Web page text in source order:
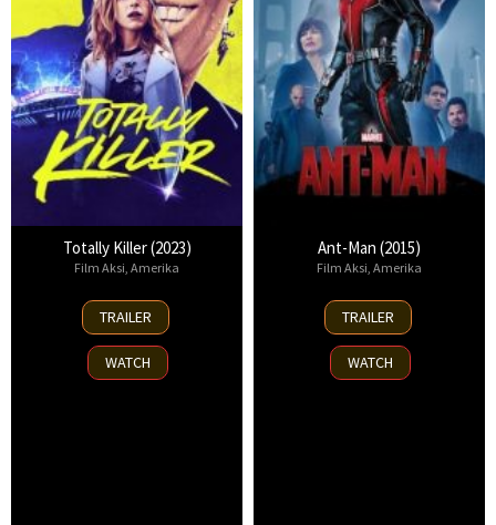
Totally Killer (2023)
Film Aksi, Amerika
28
Sep
2023
TRAILER
WATCH
Ant-Man (2015)
Film Aksi, Amerika
14
Jul
2015
TRAILER
WATCH